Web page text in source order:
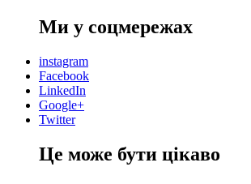
Ми у соцмережах
instagram
Facebook
LinkedIn
Google+
Twitter
Це може бути цікаво